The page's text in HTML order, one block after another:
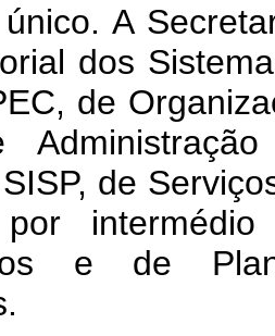
A
dos
de
de
por
e de